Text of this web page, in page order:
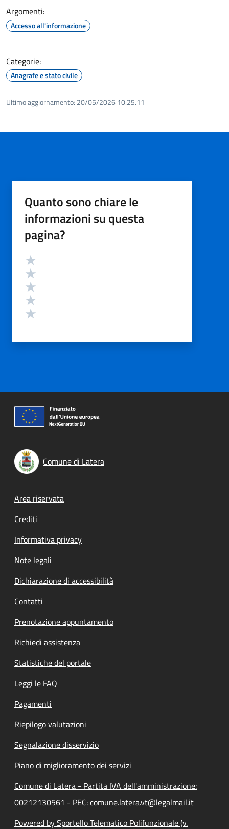
Argomenti:
Accesso all'informazione
Categorie:
Anagrafe e stato civile
Ultimo aggiornamento: 20/05/2026 10:25.11
Quanto sono chiare le
informazioni su questa
pagina?
Valutazione
Comune di Latera
Footer menu
Area riservata
Crediti
Informativa privacy
Note legali
Dichiarazione di accessibilità
Contatti
Prenotazione appuntamento
Richiedi assistenza
Statistiche del portale
Leggi le FAQ
Pagamenti
Riepilogo valutazioni
Segnalazione disservizio
Piano di miglioramento dei servizi
Comune di Latera - Partita IVA dell'amministrazione:
00212130561 - PEC: comune.latera.vt@legalmail.it
Powered by Sportello Telematico Polifunzionale (v.